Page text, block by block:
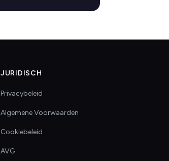
JURIDISCH
Privacybeleid
Algemene Voorwaarden
Cookiebeleid
AVG